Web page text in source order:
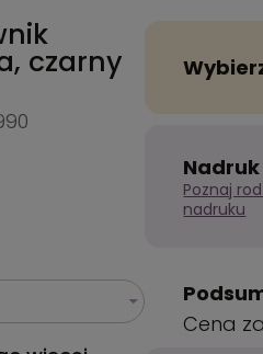
czarny
Nadruk
Poznaj
nadruku
Cena